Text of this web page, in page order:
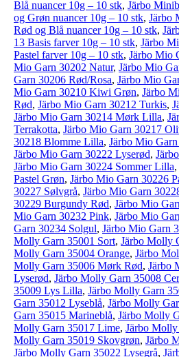
Blå nuancer 10g – 10 stk, Järbo
og Grøn nuancer 10g – 10 stk, Järbo
Rød og Blå nuancer 10g – 10 stk,
13 Basis farver 10g – 10 stk, Järbo
Pastel farver 10g – 10 stk, Järbo Mio
Mio Garn 30202 Natur, Järbo Mio
Garn 30206 Rød/Rosa, Järbo Mio
Mio Garn 30210 Kiwi Grøn, Järbo
Rød, Järbo Mio Garn 30212 Turkis,
Järbo Mio Garn 30214 Mørk Lilla,
Terrakotta, Järbo Mio Garn 30217
30218 Blomme Lilla, Järbo Mio
Järbo Mio Garn 30222 Lyserød,
Järbo Mio Garn 30224 Sommer Lilla,
Pastel Grøn, Järbo Mio Garn 30226
30227 Sølvgrå, Järbo Mio Garn
30229 Burgundy Rød, Järbo Mio
Mio Garn 30232 Pink, Järbo Mio
Garn 30234 Solgul, Järbo Mio Garn
Molly Garn 35001 Sort, Järbo Molly
Molly Garn 35004 Orange, Järbo
Molly Garn 35006 Mørk Rød, Järbo
Lyserød, Järbo Molly Garn 35008
35009 Lys Lilla, Järbo Molly Garn
Garn 35012 Lyseblå, Järbo Molly
Garn 35015 Marineblå, Järbo Molly
Molly Garn 35017 Lime, Järbo
Molly Garn 35019 Skovgrøn, Järbo
Järbo Molly Garn 35022 Lysegrå,